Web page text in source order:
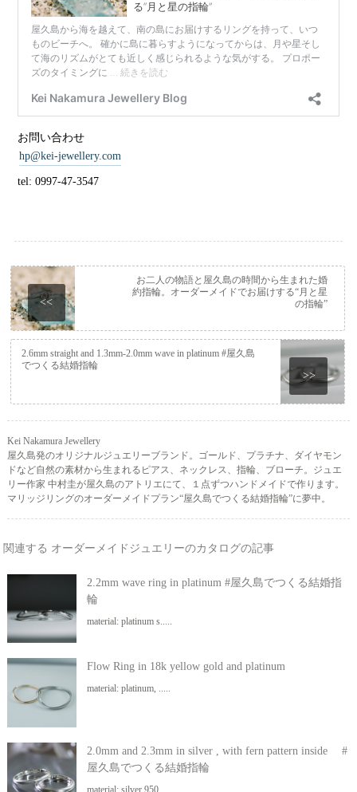
お問い合わせ
hp@kei-jewellery.com
tel: 0997-47-3547
<<
お二人の物語と屋久島の時間から生まれた婚
約指輪。オーダーメイドでお届けする“月と星
の指輪”
>>
2.6mm straight and 1.3mm-2.0mm wave in platinum #屋久島
でつくる結婚指輪
Kei Nakamura Jewellery
屋久島発のオリジナルジュエリーブランド。ゴールド、プラチナ、ダイヤモン
ドなど自然の素材から生まれるピアス、ネックレス、指輪、ブローチ。ジュエ
リー作家 中村圭が屋久島のアトリエにて、１点ずつハンドメイドで作ります。
マリッジリングのオーダーメイドプラン“屋久島でつくる結婚指輪”に夢中。
関連する オーダーメイドジュエリーのカタログの記事
2.2mm wave ring in platinum #屋久島でつくる結婚指
輪
material: platinum s.....
Flow Ring in 18k yellow gold and platinum
material: platinum, .....
2.0mm and 2.3mm in silver , with fern pattern inside #
屋久島でつくる結婚指輪
material: silver 950.....